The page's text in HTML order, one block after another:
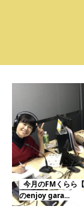
今月のFMくらら
のenjoy gara...